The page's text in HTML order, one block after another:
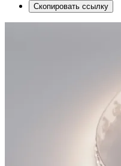
Скопировать ссылку